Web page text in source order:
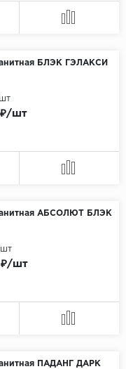
БЛЭК ГЭЛАКСИ
₽/шт
АБСОЛЮТ БЛЭК
₽/шт
шт
ПАДАНГ ДАРК